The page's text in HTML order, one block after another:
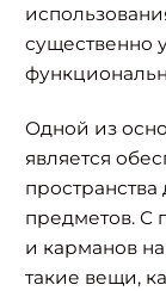
существенно
Одной из
является
предметов. С
и карманов
такие вещи,